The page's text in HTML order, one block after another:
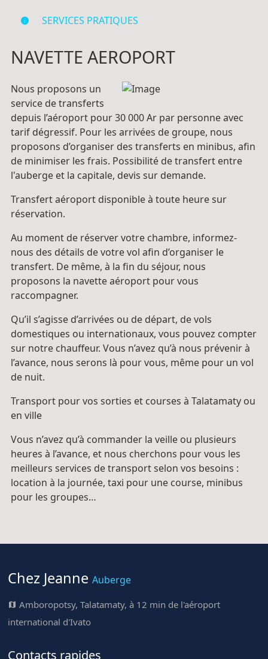
SERVICES PRATIQUES
NAVETTE AEROPORT
Nous proposons un
service de transferts
depuis l’aéroport pour 30 000 Ar par personne avec
tarif dégressif. Pour les arrivées de groupe, nous
proposons d’organiser des transferts en minibus, afin
de minimiser les frais. Possibilité de transfert entre
l'auberge et la capitale, devis sur demande.
Transfert aéroport disponible à toute heure sur
réservation.
Au moment de réserver votre chambre, informez-
nous des détails de votre vol afin d’organiser le
transfert. De même, à la fin du séjour, nous
proposons la navette aéroport pour vous
raccompagner.
Qu’il s’agisse d’arrivées ou de départ, de vols
domestiques ou internationaux, vous pouvez compter
sur notre chauffeur. Vous n’avez qu’à nous prévenir à
l’avance, nous serons là pour vous, même pour un vol
de nuit.
Transport pour vos sorties et courses à Talatamaty ou
en ville
Vous n’avez qu’à commander la veille ou plusieurs
heures à l’avance, et nous cherchons pour vous les
meilleurs services de transport selon vos besoins :
location à la journée, taxi pour une course, minibus
pour les groupes…
Chez JeanneAuberge
Amboropotsy, Talatamaty, à 12 min de l'aéroport
international d'Ivato
Contacts rapides